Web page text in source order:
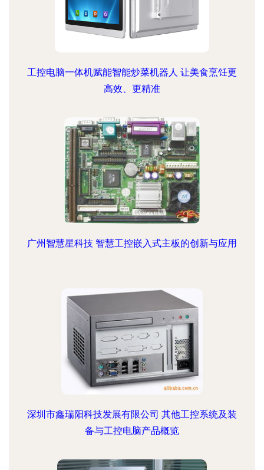
工控电脑一体机赋能智能炒菜机器人 让美食烹饪更
高效、更精准
广州智慧星科技 智慧工控嵌入式主板的创新与应用
深圳市鑫瑞阳科技发展有限公司 其他工控系统及装
备与工控电脑产品概览